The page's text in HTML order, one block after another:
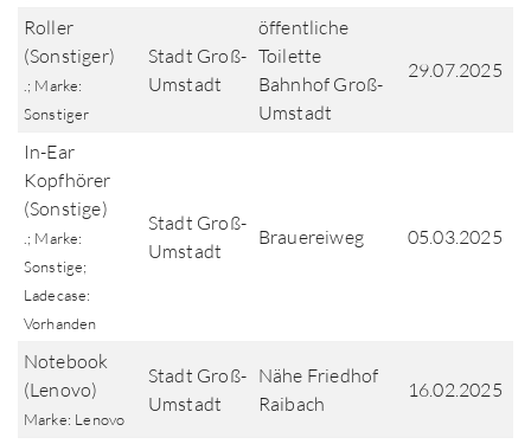
Roller
(Sonstiger)
.; Marke:
Sonstiger
Stadt Groß-
Umstadt
öffentliche
Toilette
Bahnhof Groß-
Umstadt
29.07.2025
In-Ear
Kopfhörer
(Sonstige)
.; Marke:
Sonstige;
Ladecase:
Vorhanden
Stadt Groß-
Umstadt
Brauereiweg 05.03.2025
Notebook
(Lenovo)
Marke: Lenovo
Stadt Groß-
Umstadt
Nähe Friedhof
Raibach
16.02.2025